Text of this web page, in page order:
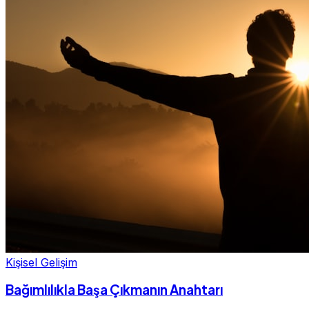
Kişisel Gelişim
Bağımlılıkla Başa Çıkmanın Anahtarı